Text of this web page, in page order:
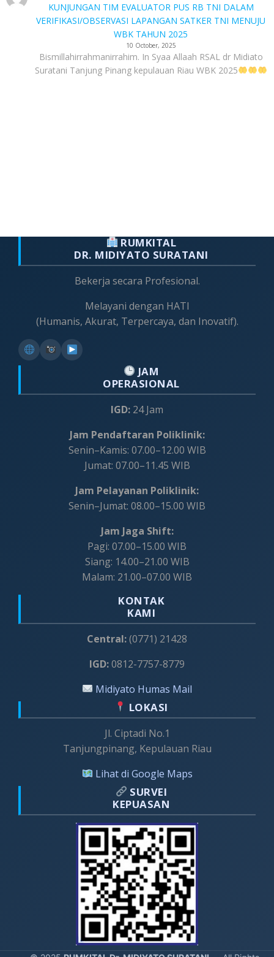
KUNJUNGAN TIM EVALUATOR PUS RB TNI DALAM
VERIFIKASI/OBSERVASI LAPANGAN SATKER TNI MENUJU
WBK TAHUN 2025
10 October, 2025
Bismillahirrahmanirrahim. In Syaa Allaah RSAL dr Midiato
Suratani Tanjung Pinang kepulauan Riau WBK 2025
RUMKITAL
DR. MIDIYATO SURATANI
Bekerja secara Profesional.
Melayani dengan HATI
(Humanis, Akurat, Terpercaya, dan Inovatif).
JAM
OPERASIONAL
IGD: 24 Jam
Jam Pendaftaran Poliklinik:
Senin–Kamis: 07.00–12.00 WIB
Jumat: 07.00–11.45 WIB
Jam Pelayanan Poliklinik:
Senin–Jumat: 08.00–15.00 WIB
Jam Jaga Shift:
Pagi: 07.00–15.00 WIB
Siang: 14.00–21.00 WIB
Malam: 21.00–07.00 WIB
KONTAK
KAMI
Central:(0771) 21428
IGD:0812-7757-8779
Midiyato Humas Mail
LOKASI
Jl. Ciptadi No.1
Tanjungpinang, Kepulauan Riau
Lihat di Google Maps
SURVEI
KEPUASAN